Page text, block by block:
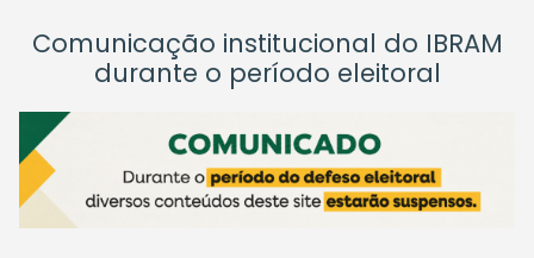
Comunicação institucional do IBRAM
durante o período eleitoral